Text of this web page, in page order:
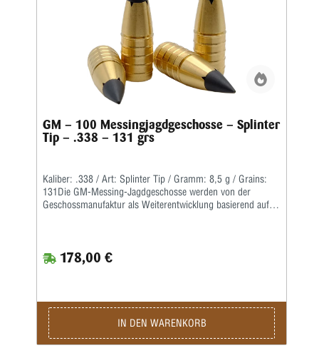
GM – 100 Messingjagdgeschosse – Splinter
Tip – .338 – 131 grs
Kaliber: .338 / Art: Splinter Tip / Gramm: 8,5 g / Grains:
131Die GM-Messing-Jagdgeschosse werden von der
Geschossmanufaktur als Weiterentwicklung basierend auf
im Lauf bleibt dabei durch die spezielle Messinglegierung
gering.Die Teilzerlegungs-Geschosse fragmentieren im
Wiederlader liefern wir die Geschosse als Splinter Crown in
klassischer Form mit offener Hohlspitze sowie als Splinter
Tip mit zusätzlicher Polymerspitze.Die Kino-Geschosse
werden in preiswerter massiver Ausführung geliefert und
178,00 €
IN DEN WARENKORB